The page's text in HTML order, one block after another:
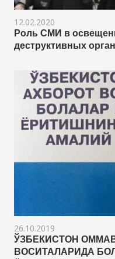
12.02.2020
Роль СМИ в
деструктивных
26.10.2019
ЎЗБЕКИСТОН
ВОСИТАЛАРИДА